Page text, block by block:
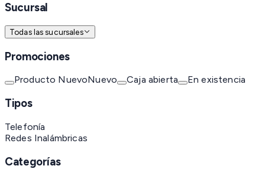
Sucursal
Todas las sucursales
Promociones
Producto NuevoNuevo Caja abierta En existencia
Tipos
Telefonía
Redes Inalámbricas
Categorías